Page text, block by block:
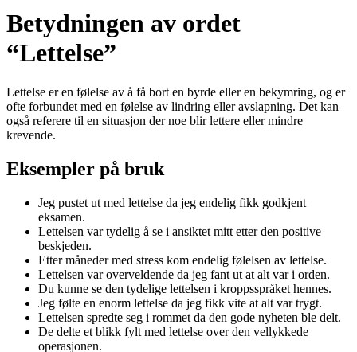
Betydningen av ordet
“Lettelse”
Lettelse er en følelse av å få bort en byrde eller en bekymring, og er
ofte forbundet med en følelse av lindring eller avslapning. Det kan
også referere til en situasjon der noe blir lettere eller mindre
krevende.
Eksempler på bruk
Jeg pustet ut med lettelse da jeg endelig fikk godkjent
eksamen.
Lettelsen var tydelig å se i ansiktet mitt etter den positive
beskjeden.
Etter måneder med stress kom endelig følelsen av lettelse.
Lettelsen var overveldende da jeg fant ut at alt var i orden.
Du kunne se den tydelige lettelsen i kroppsspråket hennes.
Jeg følte en enorm lettelse da jeg fikk vite at alt var trygt.
Lettelsen spredte seg i rommet da den gode nyheten ble delt.
De delte et blikk fylt med lettelse over den vellykkede
operasjonen.